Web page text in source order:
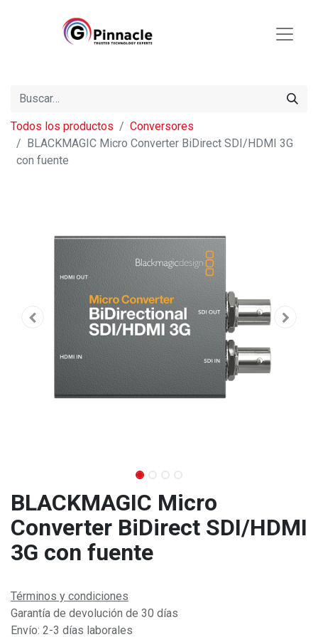
Todos los productos
Conversores
BLACKMAGIC Micro Converter BiDirect SDI/HDMI 3G
con fuente
BLACKMAGIC Micro
Converter BiDirect SDI/HDMI
3G con fuente
Términos y condiciones
Garantía de devolución de 30 días
Envío: 2-3 días laborales